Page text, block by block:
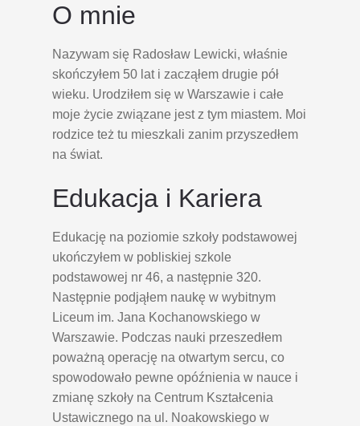
O mnie
Nazywam się Radosław Lewicki, właśnie
skończyłem 50 lat i zacząłem drugie pół
wieku. Urodziłem się w Warszawie i całe
moje życie związane jest z tym miastem. Moi
rodzice też tu mieszkali zanim przyszedłem
na świat.
Edukacja i Kariera
Edukację na poziomie szkoły podstawowej
ukończyłem w pobliskiej szkole
podstawowej nr 46, a następnie 320.
Następnie podjąłem naukę w wybitnym
Liceum im. Jana Kochanowskiego w
Warszawie. Podczas nauki przeszedłem
poważną operację na otwartym sercu, co
spowodowało pewne opóźnienia w nauce i
zmianę szkoły na Centrum Kształcenia
Ustawicznego na ul. Noakowskiego w